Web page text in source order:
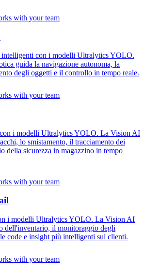
intelligenti con i modelli Ultralytics YOLO.
guida la navigazione autonoma, la
degli oggetti e il controllo in tempo reale.
i modelli Ultralytics YOLO. La Vision AI
lo smistamento, il tracciamento dei
della sicurezza in magazzino in tempo
i modelli Ultralytics YOLO. La Vision AI
dell'inventario, il monitoraggio degli
code e insight più intelligenti sui clienti.